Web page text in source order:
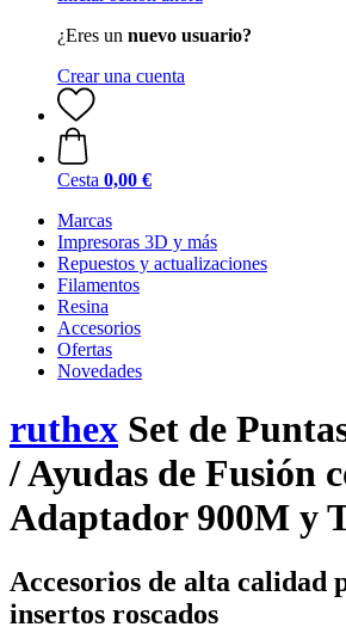
¿Eres un nuevo usuario?
Crear una cuenta
Cesta 0,00 €
Marcas
Impresoras 3D y más
Repuestos y actualizaciones
Filamentos
Resina
Accesorios
Ofertas
Novedades
ruthex Set de
/ Ayudas de Fusión
Adaptador 900M y
Accesorios de alta calidad
insertos roscados